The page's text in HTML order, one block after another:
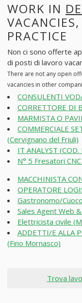
WORK IN
PRACTICE
Non ci sono offerte
di posti di lavoro
There are not any open
vacancies in other
CONSULENTI
CORRETTORE DI
MARMISTA O
COMMERCIALE
(Cervignano del Friuli)
IT ANALYST
N° 5 Fresatori
MACCHINISTA
OPERATORE
Gastronomo/
Sales Agent Web
Elettricista civile
ADDETTI/E ALLA
(Fino Mornasco)
Trova